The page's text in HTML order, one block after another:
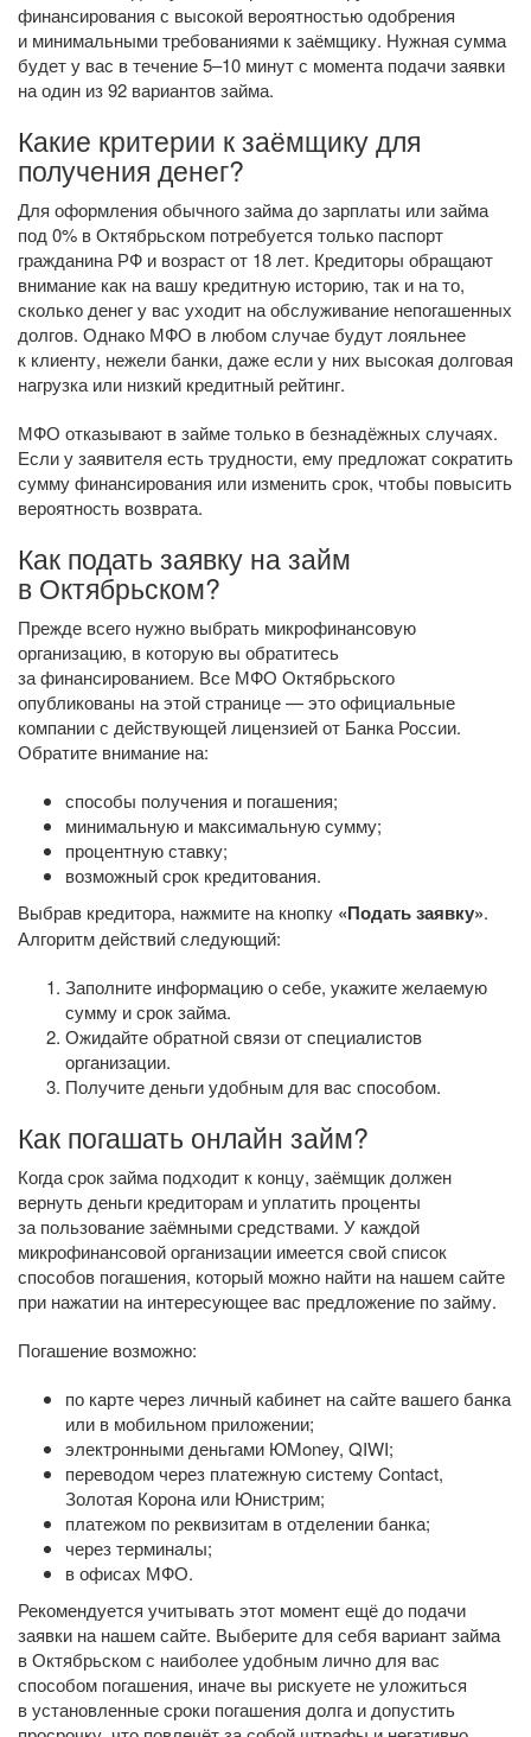
финансирования с высокой вероятностью одобрения
и минимальными требованиями к заёмщику. Нужная сумма
будет у вас в течение 5–10 минут с момента подачи заявки
на один из 92 вариантов займа.
Какие критерии к заёмщику для
получения денег?
Для оформления обычного займа до зарплаты или займа
под 0% в Октябрьском потребуется только паспорт
гражданина РФ и возраст от 18 лет. Кредиторы обращают
внимание как на вашу кредитную историю, так и на то,
сколько денег у вас уходит на обслуживание непогашенных
долгов. Однако МФО в любом случае будут лояльнее
к клиенту, нежели банки, даже если у них высокая долговая
нагрузка или низкий кредитный рейтинг.
МФО отказывают в займе только в безнадёжных случаях.
Если у заявителя есть трудности, ему предложат сократить
сумму финансирования или изменить срок, чтобы повысить
вероятность возврата.
Как подать заявку на займ
в Октябрьском?
Прежде всего нужно выбрать микрофинансовую
организацию, в которую вы обратитесь
за финансированием. Все МФО Октябрьского
опубликованы на этой странице — это официальные
компании с действующей лицензией от Банка России.
Обратите внимание на:
способы получения и погашения;
минимальную и максимальную сумму;
процентную ставку;
возможный срок кредитования.
Выбрав кредитора, нажмите на кнопку «Подать заявку».
Алгоритм действий следующий:
Заполните информацию о себе, укажите желаемую
сумму и срок займа.
Ожидайте обратной связи от специалистов
организации.
Получите деньги удобным для вас способом.
Как погашать онлайн займ?
Когда срок займа подходит к концу, заёмщик должен
вернуть деньги кредиторам и уплатить проценты
за пользование заёмными средствами. У каждой
микрофинансовой организации имеется свой список
способов погашения, который можно найти на нашем сайте
при нажатии на интересующее вас предложение по займу.
Погашение возможно:
по карте через личный кабинет на сайте вашего банка
или в мобильном приложении;
электронными деньгами ЮMoney, QIWI;
переводом через платежную систему Contact,
Золотая Корона или Юнистрим;
платежом по реквизитам в отделении банка;
через терминалы;
в офисах МФО.
Рекомендуется учитывать этот момент ещё до подачи
заявки на нашем сайте. Выберите для себя вариант займа
в Октябрьском с наиболее удобным лично для вас
способом погашения, иначе вы рискуете не уложиться
в установленные сроки погашения долга и допустить